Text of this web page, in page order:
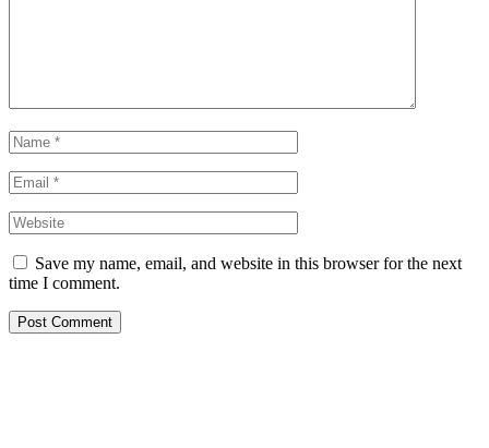
Save my name, email, and website in this browser for the next
time I comment.